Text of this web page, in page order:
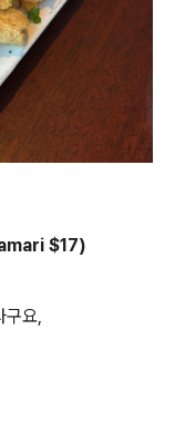
$17)
구요,